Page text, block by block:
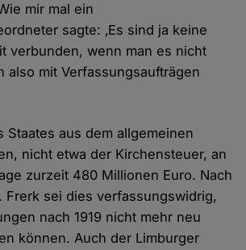
mir mal ein
sagte: ‚Es sind ja keine
verbunden, wenn man es nicht
also mit Verfassungsaufträgen
Staates aus dem allgemeinen
nicht etwa der Kirchensteuer, an
zurzeit 480 Millionen Euro. Nach
Frerk sei dies verfassungswidrig,
nach 1919 nicht mehr neu
können. Auch der Limburger